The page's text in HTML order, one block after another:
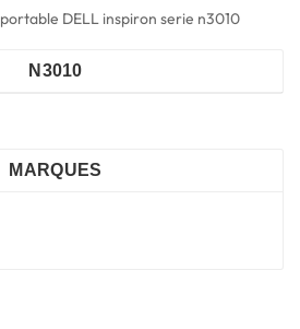
DELL inspiron serie n3010
N3010
MARQUES